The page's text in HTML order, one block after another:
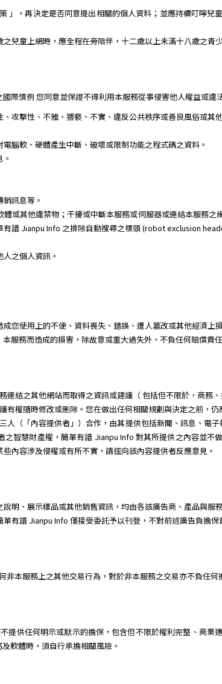
」，再決定是否同意提出相關的個人資料；並應持續叮嚀
兒童上網時，應全程在旁陪伴，十二歲以上未滿十八歲之青
際慣例 您同意並保證不得利用本服務從事侵害他人權益或違
攻擊性、不雅、猥褻、不實、違反公共秩序或善良風俗或其
腦軟、硬體產生中斷、破壞或限制功能之程式碼之資料。
訊息等。
或其他違禁物；干擾或中斷本服務或伺服器或連結本服務之
譜 Jianpu Info 之排除自動搜尋之標頭 (robot exclusion
之個人資訊。
您使用上的不便、資料喪失、錯誤、遭人篡改或其他經濟上
服務而造成的損害，除故意或重大過失外，不負任何賠償責任
結之其他網站而取得之資訊或建議（ 包括但不限於，商務
權隨時修改或刪除。您在做出任何相關規劃與決定之前，
人（「內容提供者」）合作，由其提供包括新聞、訊息、電
智慧財產權，簡單有譜 Jianpu Info 對其所提供之內容並
內容涉及侵權或有所不實，請逕向該內容提供者反應意見。
明、展示樣品或其他銷售資訊，均由各該廣告商、產品與服
有譜 Jianpu Info 僅接受委託予以刊登，不對前述廣告負擔保
本服務上之其他交易行為，對於非本服務之交易亦不負任何
提供任何明示或默示的擔保，包含但不限於權利完整、商業
軟體時，須自行承擔相關風險。